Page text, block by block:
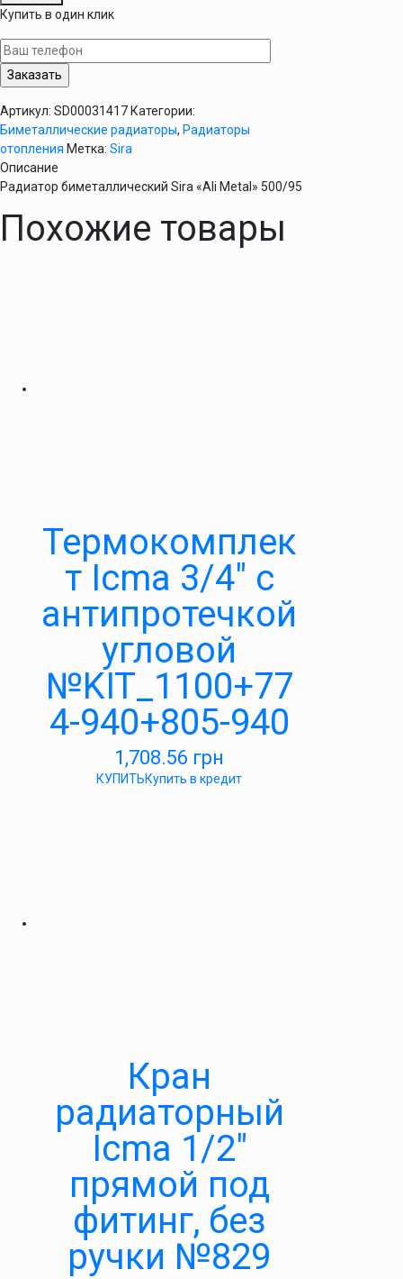
биметаллический
Sira
"Ali
Metal"
Купить в один клик
Артикул: SD00031417 Категории:
Биметаллические радиаторы, Радиаторы
отопления Метка: Sira
Описание
Радиатор биметаллический Sira «Ali Metal» 500/95
Похожие товары
Термокомплек
т Icma 3/4″ с
антипротечкой
угловой
№KIT_1100+77
4-940+805-940
1,708.56 грн
КУПИТЬКупить в кредит
Кран
радиаторный
Icma 1/2″
прямой под
фитинг, без
ручки №829